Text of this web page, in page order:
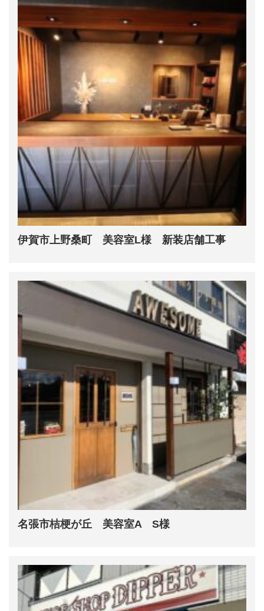
伊賀市上野桑町 美容室L様 新装店舗工事
名張市桔梗が丘 美容室A S様